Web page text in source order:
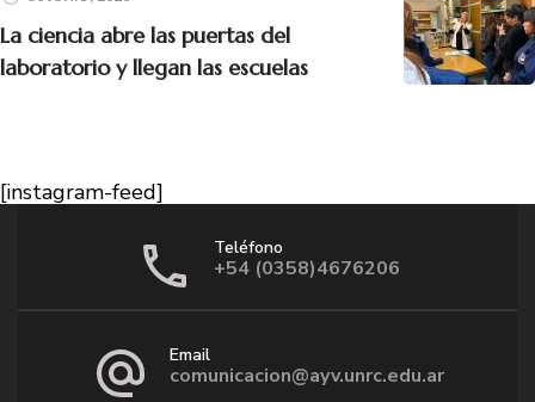
La ciencia abre las puertas del
laboratorio y llegan las escuelas
[instagram-feed]
Teléfono
+54 (0358)4676206
Email
comunicacion@ayv.unrc.edu.ar